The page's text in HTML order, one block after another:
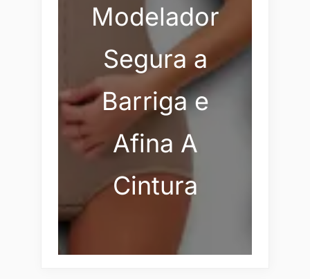
Modelador
Segura a
Barriga e
Afina A
Cintura